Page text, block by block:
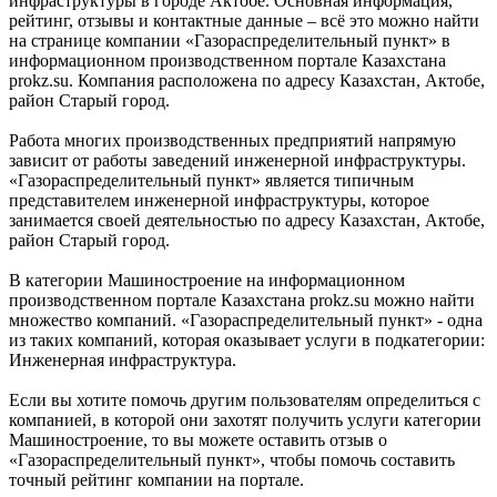
рейтинг, отзывы и контактные данные – всё это можно найти
на странице компании «Газораспределительный пункт» в
информационном производственном портале Казахстана
prokz.su. Компания расположена по адресу Казахстан, Актобе,
район Старый город.
Работа многих производственных предприятий напрямую
зависит от работы заведений инженерной инфраструктуры.
«Газораспределительный пункт» является типичным
представителем инженерной инфраструктуры, которое
занимается своей деятельностью по адресу Казахстан, Актобе,
район Старый город.
В категории Машиностроение на информационном
производственном портале Казахстана prokz.su можно найти
множество компаний. «Газораспределительный пункт» - одна
из таких компаний, которая оказывает услуги в подкатегории:
Инженерная инфраструктура.
Если вы хотите помочь другим пользователям определиться с
компанией, в которой они захотят получить услуги категории
Машиностроение, то вы можете оставить отзыв о
«Газораспределительный пункт», чтобы помочь составить
точный рейтинг компании на портале.